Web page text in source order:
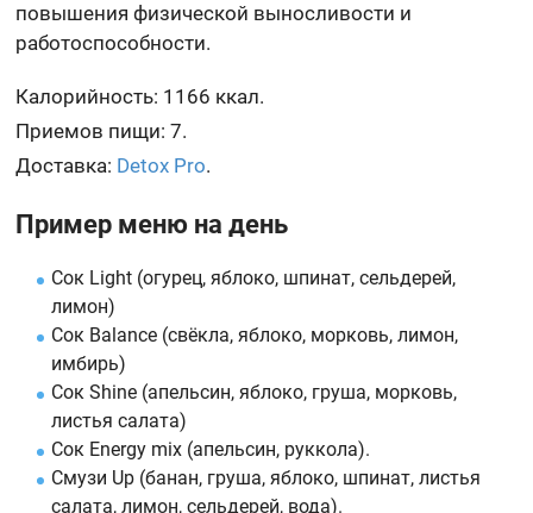
повышения физической выносливости и
работоспособности.
Калорийность: 1166 ккал.
Приемов пищи: 7.
Доставка: Detox Pro.
Пример меню на день
Сок Light (огурец, яблоко, шпинат, сельдерей,
лимон)
Сок Balance (свёкла, яблоко, морковь, лимон,
имбирь)
Сок Shine (апельсин, яблоко, груша, морковь,
листья салата)
Сок Energy mix (апельсин, руккола).
Смузи Up (банан, груша, яблоко, шпинат, листья
салата, лимон, сельдерей, вода).